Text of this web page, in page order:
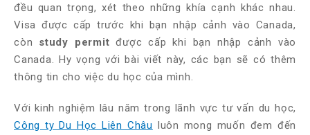
đều quan trọng, xét theo những khía cạnh khác nhau.
Visa được cấp trước khi bạn nhập cảnh vào Canada,
còn study permit được cấp khi bạn nhập cảnh vào
Canada. Hy vọng với bài viết này, các bạn sẽ có thêm
thông tin cho việc du học của mình.
Với kinh nghiệm lâu năm trong lãnh vực tư vấn du học,
Công ty Du Học Liên Châu luôn mong muốn đem đến